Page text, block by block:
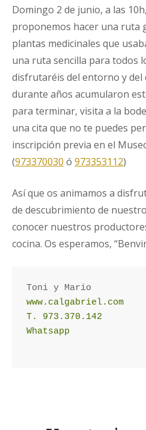
Domingo 2 de junio, a las
proponemos hacer una ruta
plantas medicinales que
una ruta sencilla para todos
disfrutaréis del entorno y del
durante años acumularon
para terminar, visita a la
una cita que no te puedes
inscripción previa en el
(973370030 ó 973353112)
Así que os animamos a
de descubrimiento de
conocer nuestros
cocina. Os esperamos,
www.calgabriel.com
T. 973.370.142
Whatsapp